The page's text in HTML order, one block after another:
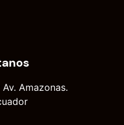
Amazonas.